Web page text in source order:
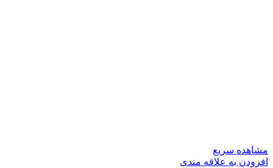
مشاهده سریع
افزودن به علاقه مندی